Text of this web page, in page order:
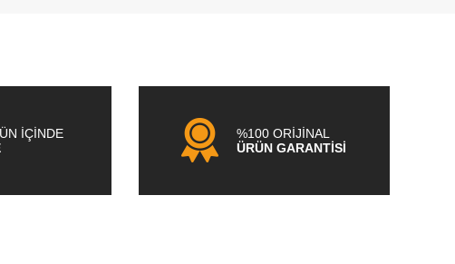
İÇİNDE
%100 ORİJİNAL
ÜRÜN GARANTİSİ